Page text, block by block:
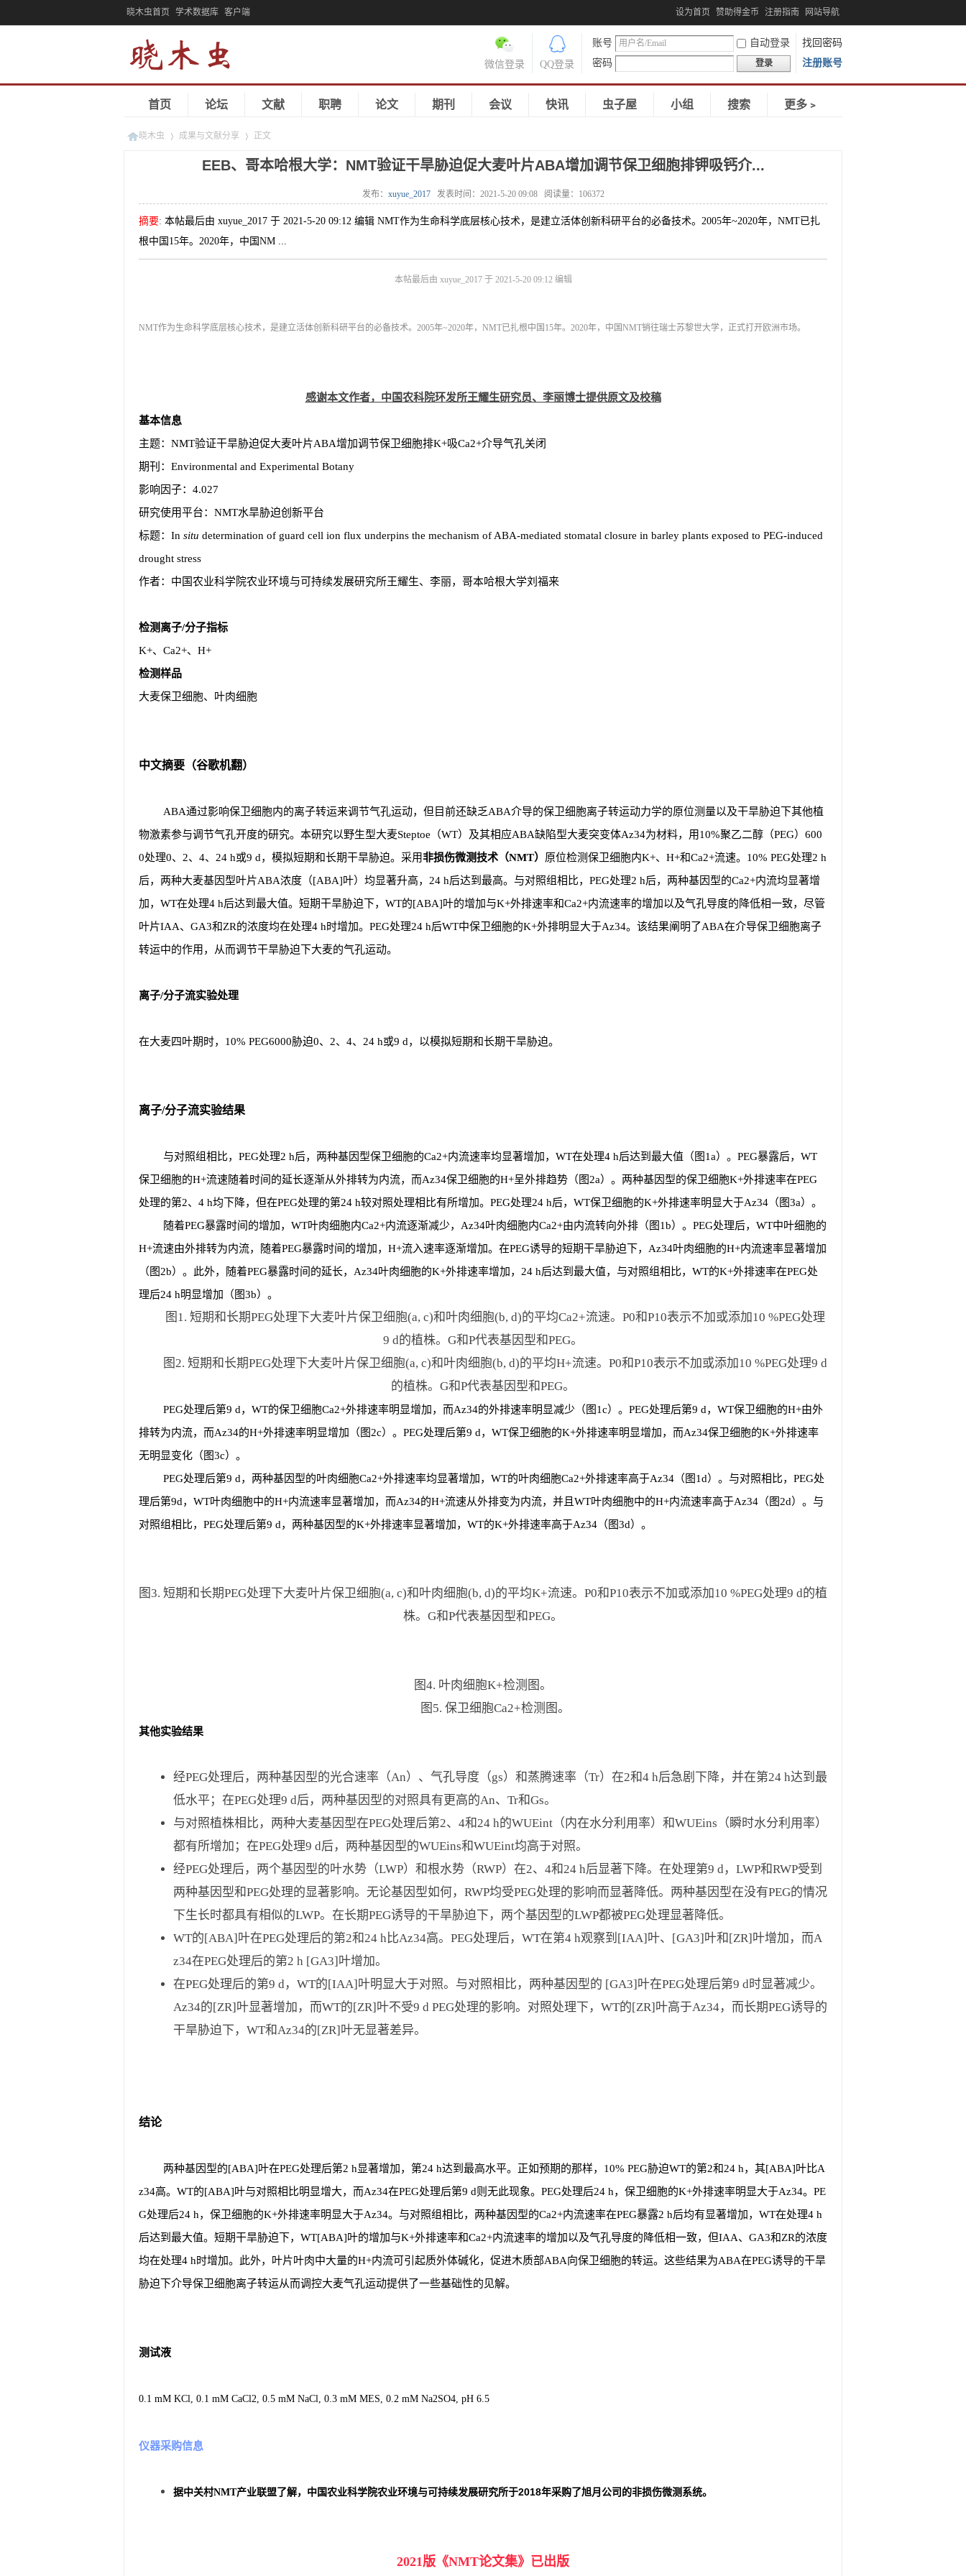
晓木虫首页 学术数据库 客户端 设为首页 赞助得金币 注册指南 网站导航
账号 自动登录
找回密码
密码
登录 注册账号
QQ登录
微信登录
首页 论坛 文献 职聘 论文 期刊 会议 快讯 虫子屋 小组 搜索 更多﹥
晓木虫 成果与文献分享 正文
EEB、哥本哈根大学：NMT验证干旱胁迫促大麦叶片ABA增加调节保卫细胞排钾吸钙介...
发布： xuyue_2017 发表时间： 2021-5-20 09:08 阅读量： 106372
摘要: 本帖最后由 xuyue_2017 于 2021-5-20 09:12 编辑 NMT作为生命科学底层核心技术，是建立活体创新科研平台的必备技术。2005年~2020年，NMT已扎
根中国15年。2020年，中国NM ...
本帖最后由 xuyue_2017 于 2021-5-20 09:12 编辑
NMT作为生命科学底层核心技术，是建立活体创新科研平台的必备技术。2005年~2020年，NMT已扎根中国15年。2020年，中国NMT销往瑞士苏黎世大学，正式打开欧洲市场。
感谢本文作者，中国农科院环发所王耀生研究员、李丽博士提供原文及校稿
基本信息
主题：NMT验证干旱胁迫促大麦叶片ABA增加调节保卫细胞排K+吸Ca2+介导气孔关闭
期刊：Environmental and Experimental Botany
影响因子：4.027
研究使用平台：NMT水旱胁迫创新平台
标题：In situ determination of guard cell ion flux underpins the mechanism of ABA-mediated stomatal closure in barley plants exposed to PEG-induced
drought stress
作者：中国农业科学院农业环境与可持续发展研究所王耀生、李丽，哥本哈根大学刘福来
检测离子/分子指标
K+、Ca2+、H+
检测样品
大麦保卫细胞、叶肉细胞
中文摘要（谷歌机翻）
ABA通过影响保卫细胞内的离子转运来调节气孔运动，但目前还缺乏ABA介导的保卫细胞离子转运动力学的原位测量以及干旱胁迫下其他植
物激素参与调节气孔开度的研究。本研究以野生型大麦Steptoe（WT）及其相应ABA缺陷型大麦突变体Az34为材料，用10%聚乙二醇（PEG）600
0处理0、2、4、24 h或9 d，模拟短期和长期干旱胁迫。采用非损伤微测技术（NMT） 原位检测保卫细胞内K+、H+和Ca2+流速。10% PEG处理2 h
后，两种大麦基因型叶片ABA浓度（[ABA]叶）均显著升高，24 h后达到最高。与对照组相比，PEG处理2 h后，两种基因型的Ca2+内流均显著增
加，WT在处理4 h后达到最大值。短期干旱胁迫下，WT的[ABA]叶的增加与K+外排速率和Ca2+内流速率的增加以及气孔导度的降低相一致，尽管
叶片IAA、GA3和ZR的浓度均在处理4 h时增加。PEG处理24 h后WT中保卫细胞的K+外排明显大于Az34。该结果阐明了ABA在介导保卫细胞离子
转运中的作用，从而调节干旱胁迫下大麦的气孔运动。
离子/分子流实验处理
在大麦四叶期时，10% PEG6000胁迫0、2、4、24 h或9 d，以模拟短期和长期干旱胁迫。
离子/分子流实验结果
与对照组相比，PEG处理2 h后，两种基因型保卫细胞的Ca2+内流速率均显著增加，WT在处理4 h后达到最大值（图1a）。PEG暴露后，WT
保卫细胞的H+流速随着时间的延长逐渐从外排转为内流，而Az34保卫细胞的H+呈外排趋势（图2a）。两种基因型的保卫细胞K+外排速率在PEG
处理的第2、4 h均下降，但在PEG处理的第24 h较对照处理相比有所增加。PEG处理24 h后，WT保卫细胞的K+外排速率明显大于Az34（图3a）。
随着PEG暴露时间的增加，WT叶肉细胞内Ca2+内流逐渐减少，Az34叶肉细胞内Ca2+由内流转向外排（图1b）。PEG处理后，WT中叶细胞的
H+流速由外排转为内流，随着PEG暴露时间的增加，H+流入速率逐渐增加。在PEG诱导的短期干旱胁迫下，Az34叶肉细胞的H+内流速率显著增加
（图2b）。此外，随着PEG暴露时间的延长，Az34叶肉细胞的K+外排速率增加，24 h后达到最大值，与对照组相比，WT的K+外排速率在PEG处
理后24 h明显增加（图3b）。
图1. 短期和长期PEG处理下大麦叶片保卫细胞(a, c)和叶肉细胞(b, d)的平均Ca2+流速。P0和P10表示不加或添加10 %PEG处理
9 d的植株。G和P代表基因型和PEG。
图2. 短期和长期PEG处理下大麦叶片保卫细胞(a, c)和叶肉细胞(b, d)的平均H+流速。P0和P10表示不加或添加10 %PEG处理9 d
的植株。G和P代表基因型和PEG。
PEG处理后第9 d，WT的保卫细胞Ca2+外排速率明显增加，而Az34的外排速率明显减少（图1c）。PEG处理后第9 d，WT保卫细胞的H+由外
排转为内流，而Az34的H+外排速率明显增加（图2c）。PEG处理后第9 d，WT保卫细胞的K+外排速率明显增加，而Az34保卫细胞的K+外排速率
无明显变化（图3c）。
PEG处理后第9 d，两种基因型的叶肉细胞Ca2+外排速率均显著增加，WT的叶肉细胞Ca2+外排速率高于Az34（图1d）。与对照相比，PEG处
理后第9d，WT叶肉细胞中的H+内流速率显著增加，而Az34的H+流速从外排变为内流，并且WT叶肉细胞中的H+内流速率高于Az34（图2d）。与
对照组相比，PEG处理后第9 d，两种基因型的K+外排速率显著增加，WT的K+外排速率高于Az34（图3d）。
图3. 短期和长期PEG处理下大麦叶片保卫细胞(a, c)和叶肉细胞(b, d)的平均K+流速。P0和P10表示不加或添加10 %PEG处理9 d的植
株。G和P代表基因型和PEG。
图4. 叶肉细胞K+检测图。
图5. 保卫细胞Ca2+检测图。
其他实验结果
经PEG处理后，两种基因型的光合速率（An）、气孔导度（gs）和蒸腾速率（Tr）在2和4 h后急剧下降，并在第24 h达到最
低水平；在PEG处理9 d后，两种基因型的对照具有更高的An、Tr和Gs。
与对照植株相比，两种大麦基因型在PEG处理后第2、4和24 h的WUEint（内在水分利用率）和WUEins（瞬时水分利用率）
都有所增加；在PEG处理9 d后，两种基因型的WUEins和WUEint均高于对照。
经PEG处理后，两个基因型的叶水势（LWP）和根水势（RWP）在2、4和24 h后显著下降。在处理第9 d，LWP和RWP受到
两种基因型和PEG处理的显著影响。无论基因型如何，RWP均受PEG处理的影响而显著降低。两种基因型在没有PEG的情况
下生长时都具有相似的LWP。在长期PEG诱导的干旱胁迫下，两个基因型的LWP都被PEG处理显著降低。
WT的[ABA]叶在PEG处理后的第2和24 h比Az34高。PEG处理后，WT在第4 h观察到[IAA]叶、[GA3]叶和[ZR]叶增加，而A
z34在PEG处理后的第2 h [GA3]叶增加。
在PEG处理后的第9 d，WT的[IAA]叶明显大于对照。与对照相比，两种基因型的 [GA3]叶在PEG处理后第9 d时显著减少。
Az34的[ZR]叶显著增加，而WT的[ZR]叶不受9 d PEG处理的影响。对照处理下，WT的[ZR]叶高于Az34，而长期PEG诱导的
干旱胁迫下，WT和Az34的[ZR]叶无显著差异。
结论
两种基因型的[ABA]叶在PEG处理后第2 h显著增加，第24 h达到最高水平。正如预期的那样，10% PEG胁迫WT的第2和24 h，其[ABA]叶比A
z34高。WT的[ABA]叶与对照相比明显增大，而Az34在PEG处理后第9 d则无此现象。PEG处理后24 h，保卫细胞的K+外排速率明显大于Az34。PE
G处理后24 h，保卫细胞的K+外排速率明显大于Az34。与对照组相比，两种基因型的Ca2+内流速率在PEG暴露2 h后均有显著增加，WT在处理4 h
后达到最大值。短期干旱胁迫下，WT[ABA]叶的增加与K+外排速率和Ca2+内流速率的增加以及气孔导度的降低相一致，但IAA、GA3和ZR的浓度
均在处理4 h时增加。此外，叶片叶肉中大量的H+内流可引起质外体碱化，促进木质部ABA向保卫细胞的转运。这些结果为ABA在PEG诱导的干旱
胁迫下介导保卫细胞离子转运从而调控大麦气孔运动提供了一些基础性的见解。
测试液
0.1 mM KCl, 0.1 mM CaCl2, 0.5 mM NaCl, 0.3 mM MES, 0.2 mM Na2SO4, pH 6.5
仪器采购信息
据中关村NMT产业联盟了解， 中国农业科学院农业环境与可持续发展研究所于2018年采购了旭月公司的非损伤微测系统。
2021版《NMT论文集》已出版